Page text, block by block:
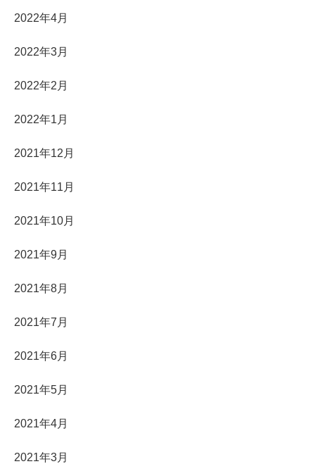
2022年4月
2022年3月
2022年2月
2022年1月
2021年12月
2021年11月
2021年10月
2021年9月
2021年8月
2021年7月
2021年6月
2021年5月
2021年4月
2021年3月